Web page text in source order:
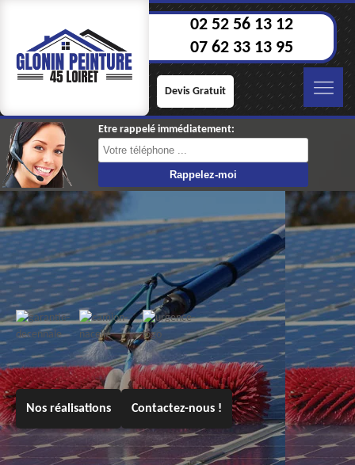
02 52 56 13 12
07 62 33 13 95
Devis Gratuit
Etre rappelé immédiatement:
Nos réalisations Contactez-nous !